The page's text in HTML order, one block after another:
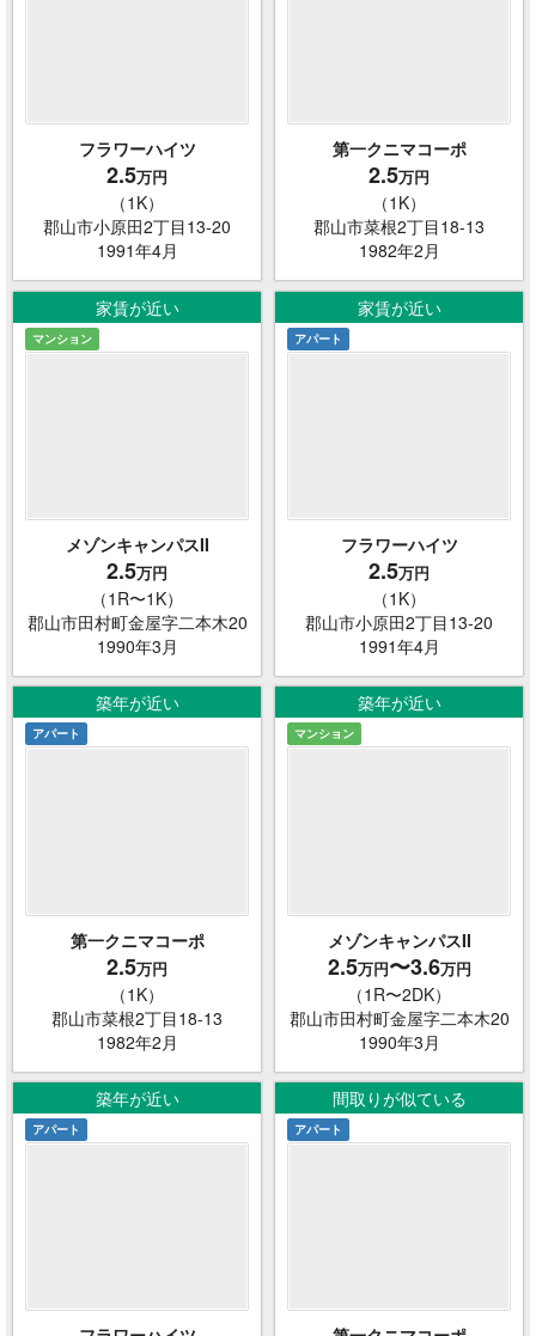
フラワーハイツ
2.5万円
（1K）
郡山市小原田2丁目13-20
1991年4月
第一クニマコーポ
2.5万円
（1K）
郡山市菜根2丁目18-13
1982年2月
家賃が近い
マンション
メゾンキャンパスII
2.5万円
（1R〜1K）
郡山市田村町金屋字二本木20
1990年3月
家賃が近い
アパート
フラワーハイツ
2.5万円
（1K）
郡山市小原田2丁目13-20
1991年4月
築年が近い
アパート
第一クニマコーポ
2.5万円
（1K）
郡山市菜根2丁目18-13
1982年2月
築年が近い
マンション
メゾンキャンパスII
2.5万円〜3.6万円
（1R〜2DK）
郡山市田村町金屋字二本木20
1990年3月
築年が近い
アパート
間取りが似ている
アパート